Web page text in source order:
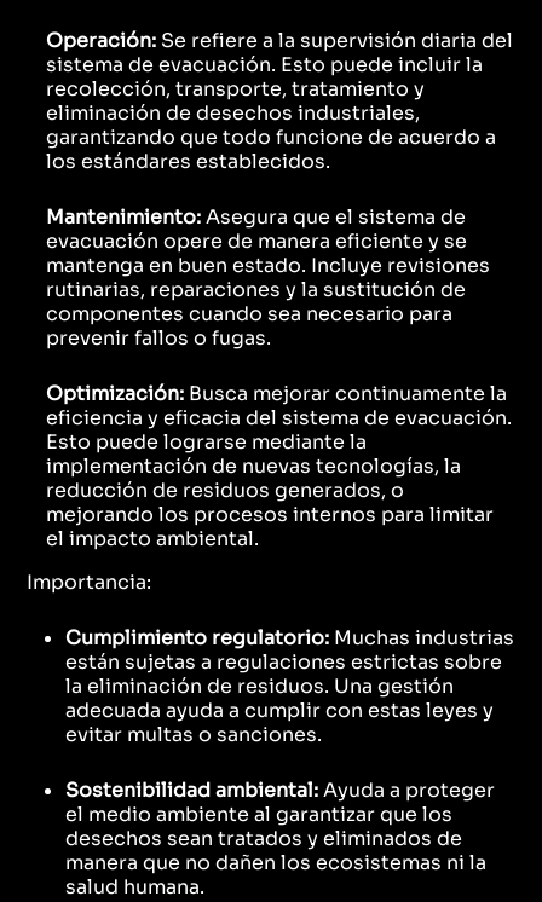
Operación: Se refiere a la supervisión diaria del
sistema de evacuación. Esto puede incluir la
recolección, transporte, tratamiento y
eliminación de desechos industriales,
garantizando que todo funcione de acuerdo a
los estándares establecidos.
Mantenimiento:Asegura que el sistema de
evacuación opere de manera eficiente y se
mantenga en buen estado. Incluye revisiones
rutinarias, reparaciones y la sustitución de
componentes cuando sea necesario para
prevenir fallos o fugas.
Optimización: Busca mejorar continuamente la
eficiencia y eficacia del sistema de evacuación.
Esto puede lograrse mediante la
implementación de nuevas tecnologías, la
reducción de residuos generados, o
mejorando los procesos internos para limitar
el impacto ambiental.
Importancia:
Cumplimiento regulatorio: Muchas industrias
están sujetas a regulaciones estrictas sobre
la eliminación de residuos. Una gestión
adecuada ayuda a cumplir con estas leyes y
evitar multas o sanciones.
Sostenibilidad ambiental:Ayuda a proteger
el medio ambiente al garantizar que los
desechos sean tratados y eliminados de
manera que no dañen los ecosistemas ni la
salud humana.